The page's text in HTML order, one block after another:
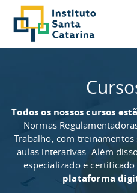
Todos os nossos cursos
Normas
Trabalho, com
aulas interativas. Além
especializado e certificado.
plataforma